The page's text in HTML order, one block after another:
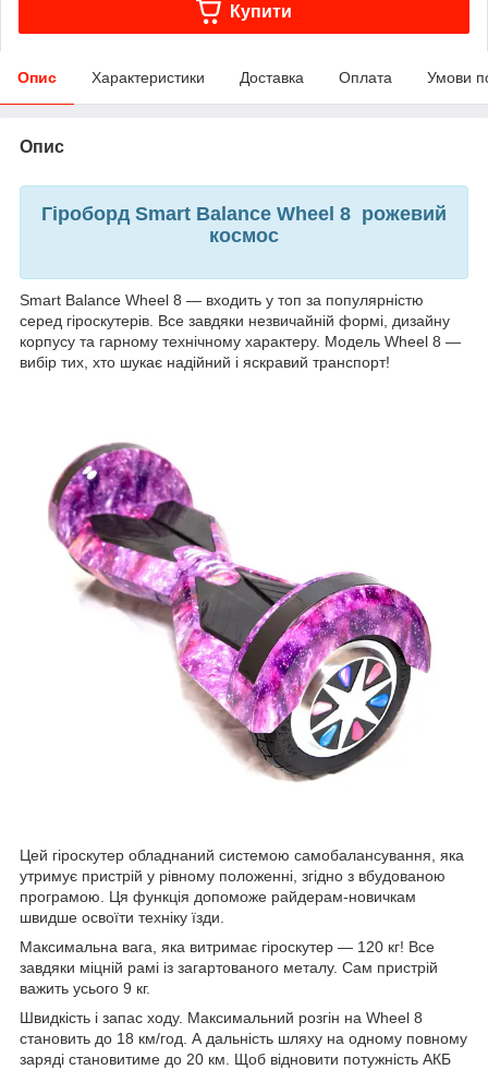
Купити
Опис Характеристики Доставка Оплата Умови
Опис
Гіроборд Smart Balance Wheel 8 рожевий
космос
Smart Balance Wheel 8 — входить у топ за популярністю
серед гіроскутерів. Все завдяки незвичайній формі, дизайну
корпусу та гарному технічному характеру. Модель Wheel 8 —
вибір тих, хто шукає надійний і яскравий транспорт!
Цей гіроскутер обладнаний системою самобалансування, яка
утримує пристрій у рівному положенні, згідно з вбудованою
програмою. Ця функція допоможе райдерам-новичкам
швидше освоїти техніку їзди.
Максимальна вага, яка витримає гіроскутер — 120 кг! Все
завдяки міцній рамі із загартованого металу. Сам пристрій
важить усього 9 кг.
Швидкість і запас ходу. Максимальний розгін на Wheel 8
становить до 18 км/год. А дальність шляху на одному повному
заряді становитиме до 20 км. Щоб відновити потужність АКБ